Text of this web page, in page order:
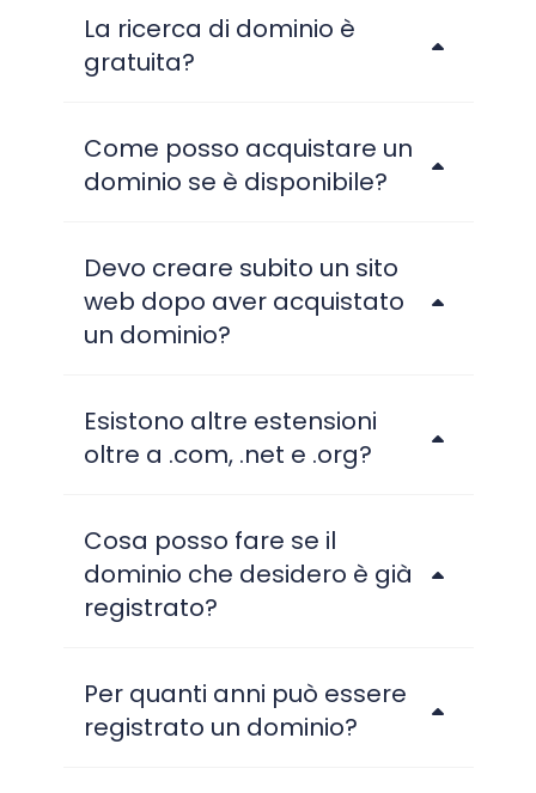
La ricerca di dominio è
gratuita?
Come posso acquistare un
dominio se è disponibile?
Devo creare subito un sito
web dopo aver acquistato
un dominio?
Esistono altre estensioni
oltre a .com, .net e .org?
Cosa posso fare se il
dominio che desidero è già
registrato?
Per quanti anni può essere
registrato un dominio?